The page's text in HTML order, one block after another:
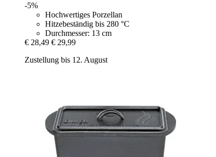
-5%
Hochwertiges Porzellan
Hitzebeständig bis 280 °C
Durchmesser: 13 cm
€ 28,49 € 29,99
Zustellung bis 12. August